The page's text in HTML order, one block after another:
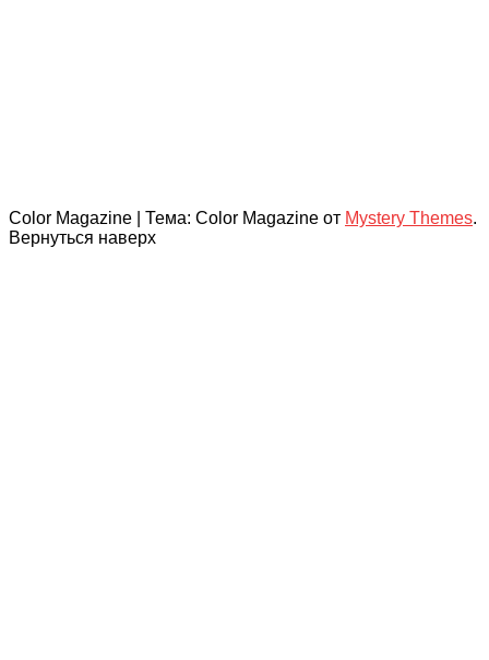
Color Magazine Тема: Color Magazine от Mystery Themes.
Вернуться наверх